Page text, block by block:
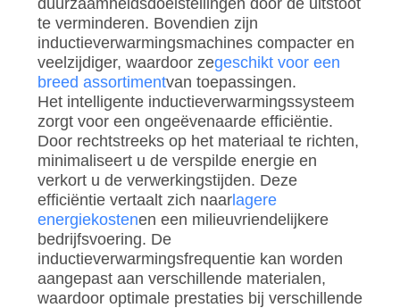
te verminderen. Bovendien zijn
inductieverwarmingsmachines compacter en
veelzijdiger, waardoor zegeschikt voor een
breed assortimentvan toepassingen.
Het intelligente inductieverwarmingssysteem
zorgt voor een ongeëvenaarde efficiëntie.
Door rechtstreeks op het materiaal te richten,
minimaliseert u de verspilde energie en
verkort u de verwerkingstijden. Deze
efficiëntie vertaalt zich naarlagere
energiekostenen een milieuvriendelijkere
bedrijfsvoering. De
inductieverwarmingsfrequentie kan worden
aangepast aan verschillende materialen,
waardoor optimale prestaties bij verschillende